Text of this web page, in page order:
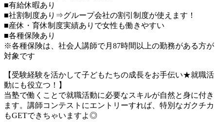
■有給休暇あり
■社割制度あり⇒グループ会社の割引制度が使えます！
■産休・育休制度実績ありで女性も働きやすい
■各種保険あり
※各種保険は、社会人講師で月87時間以上の勤務がある方が
対象です
【受験経験を活かして子どもたちの成長をお手伝い★就職活
動にも役立つ！】
当塾で働くことで就職活動に必要なスキルが自然と身に付き
ます。講師コンテストにエントリーすれば、特別なガクチカ
もGETできちゃいますよ◎